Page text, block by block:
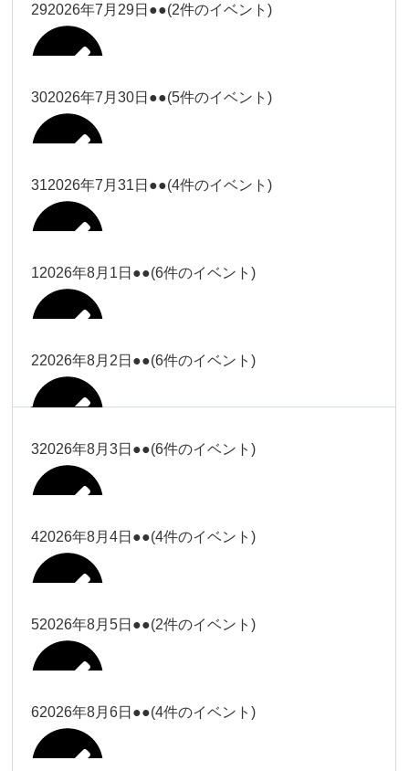
大西
小林
Close Close
小林
2026年7月27日
松本（9時
Close
松本（9時ー18時）
2026年7月27日
関谷（17-
Close
関谷（17-19時）
冨田（17
時）
Close Close
2026年7月28日
塩川
Close Close
塩川
2026年7月28日
大西（9時
ー18時）
大西（9時ー18時）
292026年7月29日 ●●(2件のイベント)
冨田
冨田
塩川
Close Close
塩川
2026年7月29日
302026年7月30日 ●●(5件のイベント)
冨田
冨田
塩川（9時
ー18時）
Close Close
塩川（9時ー18時）
2026年7月30日
Close
武井
312026年7月31日 ●●(4件のイベント)
塩川
塩川
松本（9時
ー18時）
Close Close
松本（9時ー18時）
2026年7月31日
12026年8月1日 ●●(6件のイベント)
塩川（9時
Close Close
塩川（9時ー18時）
2026年8月1日
大西
Close Close
2026年8月1日
22026年8月2日 ●●(6件のイベント)
大西
大西
Close Close
小林
32026年8月3日 ●●(6件のイベント)
大西
大西
42026年8月4日 ●●(4件のイベント)
冨田（17
時）
Close Close
52026年8月5日 ●●(2件のイベント)
冨田
62026年8月6日 ●●(4件のイベント)